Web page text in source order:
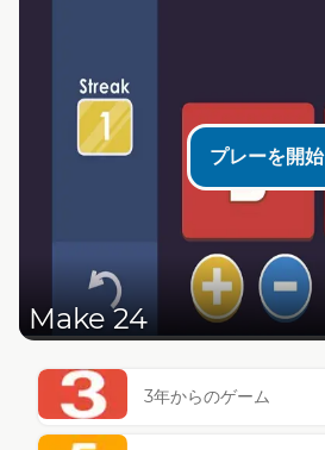
プレーを開始
Make 24
3年からのゲーム